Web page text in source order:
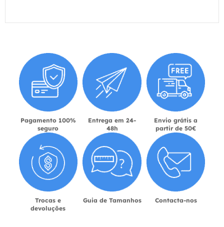
Pagamento 100%
seguro
Entrega em 24-
48h
Envio grátis a
partir de 50€
Trocas e
devoluções
Guia de Tamanhos Contacta-nos